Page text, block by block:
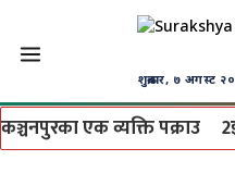
शुक्रबार, ७ अगस्ट
एक व्यक्ति पक्राउ 2